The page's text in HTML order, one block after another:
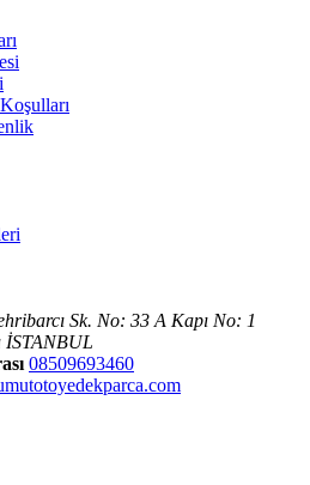
Sk. No: 33 A Kapı No: 1
İSTANBUL
08509693460